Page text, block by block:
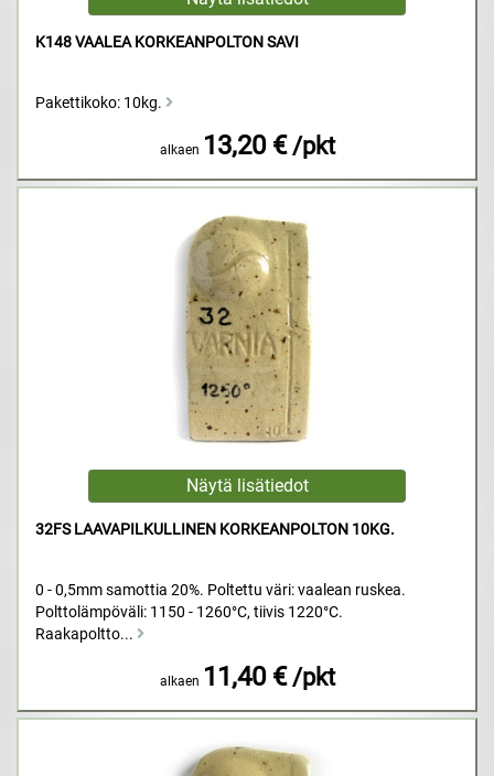
K148 VAALEA KORKEANPOLTON SAVI
Pakettikoko: 10kg.
alkaen 13,20 € /pkt
32FS LAAVAPILKULLINEN KORKEANPOLTON 10KG.
0 - 0,5mm samottia 20%. Poltettu väri: vaalean ruskea.
Polttolämpöväli: 1150 - 1260°C, tiivis 1220°C.
Raakapoltto...
alkaen 11,40 € /pkt